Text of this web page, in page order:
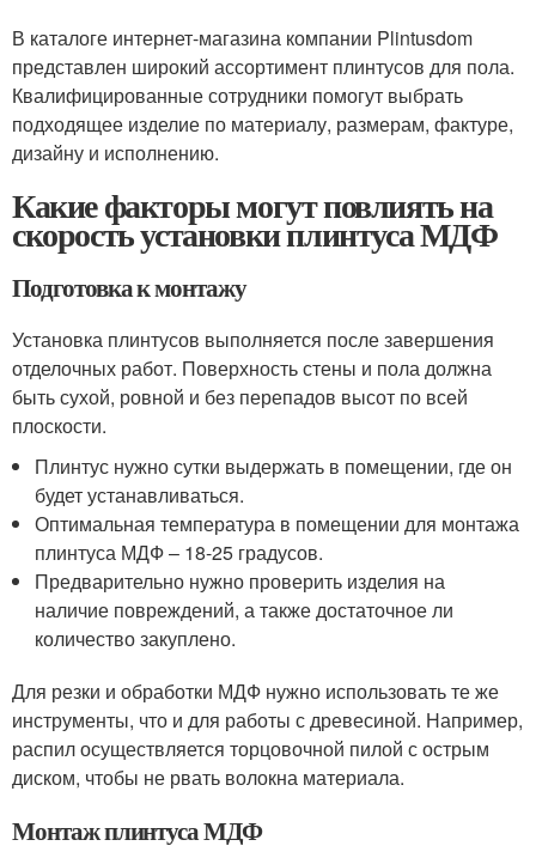
В каталоге интернет-магазина компании Plintusdom
представлен широкий ассортимент плинтусов для пола.
Квалифицированные сотрудники помогут выбрать
подходящее изделие по материалу, размерам, фактуре,
дизайну и исполнению.
Какие факторы могут повлиять на
скорость установки плинтуса МДФ
Подготовка к монтажу
Установка плинтусов выполняется после завершения
отделочных работ. Поверхность стены и пола должна
быть сухой, ровной и без перепадов высот по всей
плоскости.
Плинтус нужно сутки выдержать в помещении, где он
будет устанавливаться.
Оптимальная температура в помещении для монтажа
плинтуса МДФ – 18-25 градусов.
Предварительно нужно проверить изделия на
наличие повреждений, а также достаточное ли
количество закуплено.
Для резки и обработки МДФ нужно использовать те же
инструменты, что и для работы с древесиной. Например,
распил осуществляется торцовочной пилой с острым
диском, чтобы не рвать волокна материала.
Монтаж плинтуса МДФ